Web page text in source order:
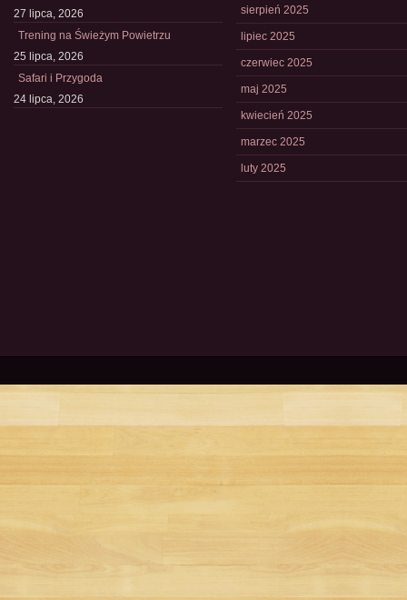
27 lipca, 2026
Trening na Świeżym Powietrzu
25 lipca, 2026
Safari i Przygoda
24 lipca, 2026
sierpień 2025
lipiec 2025
czerwiec 2025
maj 2025
kwiecień 2025
marzec 2025
luty 2025